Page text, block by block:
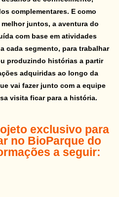
complementares. E como
juntos, a aventura do
com base em atividades
cada segmento, para trabalhar
produzindo histórias a partir
adquiridas ao longo da
vai fazer junto com a equipe
visita ficar para a história.
exclusivo para
no BioParque do
a seguir: